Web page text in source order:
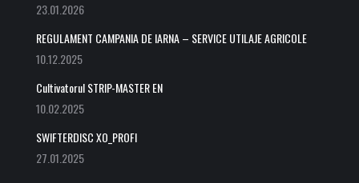
23.01.2026
REGULAMENT CAMPANIA DE IARNA – SERVICE UTILAJE AGRICOLE
10.12.2025
Cultivatorul STRIP-MASTER EN
10.02.2025
SWIFTERDISC XO_PROFI
27.01.2025